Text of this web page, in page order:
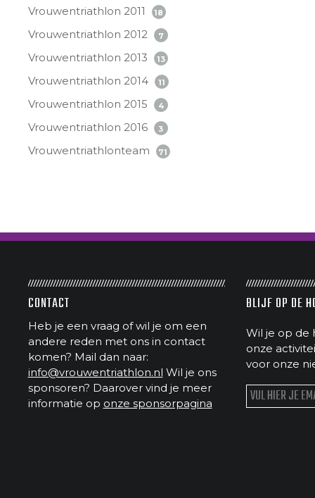
Vrouwentriathlon 2011 18
Vrouwentriathlon 2012 7
Vrouwentriathlon 2013 13
Vrouwentriathlon 2014 11
Vrouwentriathlon 2015 4
Vrouwentriathlon 2016 3
Vrouwentriathlonteam 71
CONTACT
Heb je een vraag of wil je om een
andere reden met ons in contact
komen? Mail dan naar:
info@vrouwentriathlon.nl Wil je ons
sponsoren? Daarover vind je meer
informatie op onze sponsorpagina
BLIJF OP DE
Wil je op de
onze
voor onze